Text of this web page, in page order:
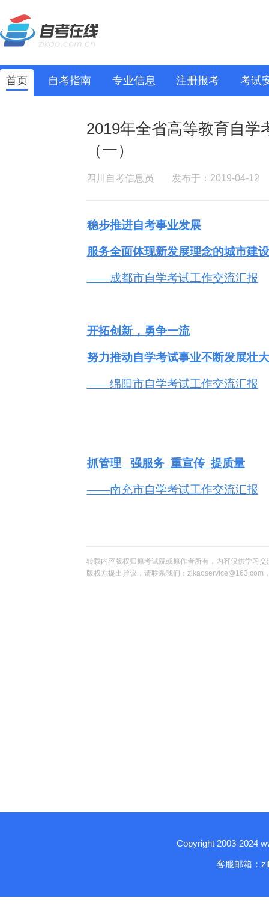
首页 自考指南 专业信息 注册报考 考试
2019年全省高等教育自学
（一）
四川自考信息员 发布于：2019-04-12
稳步推进自考事业发展
服务全面体现新发展理念的城市建设
——成都市自学考试工作交流汇报
开拓创新，勇争一流
努力推动自学考试事业不断发展壮大
——绵阳市自学考试工作交流汇报
抓管理 强服务 重宣传 提质量
——南充市自学考试工作交流汇报
转载内容版权归原考试院或原作者所有，内容仅供学习
版权方提出异议，请联系我们：zikaoservice@163.com
Copyright 2003-2024
客服邮箱：